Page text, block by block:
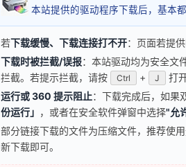
本站提供的驱动程序下载后，基本
若下载缓慢、下载连接打不开：页面若提
下载时被拦截/误报：本站驱动均为安全文
拦截。若提示拦截，请按
Ctrl + J 打
运行或 360 提示阻止：下载完成后，如果
份运行」 ，或者在安全软件弹窗中选择"允
部分链接下载的文件为压缩文件，推荐使
新下载即可。